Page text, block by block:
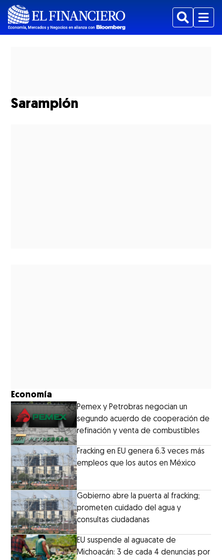
BuscarMenu
Sarampión
Economía
Pemex y Petrobras negocian un
segundo acuerdo de cooperación de
refinación y venta de combustibles
Fracking en EU genera 6.3 veces más
empleos que los autos en México
Gobierno abre la puerta al fracking;
prometen cuidado del agua y
consultas ciudadanas
EU suspende al aguacate de
Michoacán: 3 de cada 4 denuncias por